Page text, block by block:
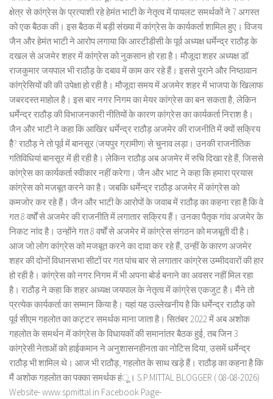
क्षेत्र से कांग्रेस के प्रत्याशी रहे हेमंत भाटी के नेतृत्व में पायलट समर्थकों ने 7 अगस्त
को एक बैठक की। इस बैठक में बड़ी संख्या में कांग्रेस के कार्यकर्ता शामिल हुए। विजय
जैन और हेमंत भाटी ने आरोप लगाया कि आरटीडीसी के पूर्व अध्यक्ष धर्मेन्द्र राठौड़ के
दखल से अजमेर शहर में कांग्रेस को नुकसान हो रहा है। मौजूदा शहर अध्यक्ष डॉ.
राजकुमार जयपाल भी राठौड़ के दबाव में काम कर रहे हैं। इससे पुराने और निष्ठावान
कांग्रेसियों की की उपेक्षा हो रही है। मौजूदा समय में अजमेर शहर में भाजपा के खिलाफ
जबरदस्त माहोल है। इस बार नगर निगम का मेयर कांग्रेस का बन सकता है, लेकिन
धर्मेन्द्र राठौड़ की विभाजनकारी नीतियों के कारण कांग्रेस का कार्यकर्ता निराश है।
जैन और भाटी ने कहा कि आखिर धर्मेन्द्र राठौड़ अजमेर की राजनीति में क्यों सक्रिय
हैै? राठौड़ ने तो पूर्व में बानसूर (जयपुर ग्रामीण) से चुनाव लड़ा। उनकी राजनीतिक
गतिविधियां बानसूर में ही रही है। लेकिन राठौड़ अब अजमेर में रुचि दिखा रहे हैं, जिससे
कांग्रेस का कार्यकर्ता स्वीकार नहीं करेगा। जैन और भाट ने कहा कि हमारा प्रयास
कांग्रेस को मजबूत करने का है। जबकि धर्मेन्द्र राठौड़ अजमेर में कांग्रेस को
कमजोर कर रहे हैं। जैन और भाटी के आरोपों के जवाब में राठौड़ का कहना रहा है कि वे
गत 8 वर्षों से अजमेर की राजनीति में लगातार सक्रिय हैं। उनका पैतृक गांव अजमेर के
निकट नांद है। उन्होंने गत 8 वर्षों से अजमेर में कांग्रेस संगठन को मजबूती दी है।
आज जो लोग कांग्रेस को मजबूत करने का दावा कर रहे हैं, उन्हीं के कारण अजमेर
शहर की दोनों विधानसभा सीटों पर गत पांच बार से लगातार कांग्रेस उम्मीदवारों की हार
हो रही है। कांग्रेस को नगर निगम में भी अपना बोर्ड बनाने का अवसर नहीं मिल रहा
है। राठौड़ ने कहा कि शहर अध्यक्ष जयपाल के नेतृत्व में कांग्रेस एकजुट है। मैंने तो
प्रत्येक कार्यकर्ता का सम्मान किया है। यहां यह उल्लेखनीय है कि धर्मेन्द्र राठौड़ को
पूर्व सीएम गहलोत का कट्टर समर्थक माना जाता है। सितंबर 2022 में अब अशोक
गहलोत के समर्थन में कांग्रेस के विधायकों की समानांतर बैठक हुई, तब जिन 3
कांग्रेसी नेताओं को हाईकमान ने अनुशासनहीनता का नोटिस दिया, उसमें धर्मेन्द्र
राठौड़ भी शामिल थे। आज भी राठौड़, गहलोत के साथ खड़े हैं। राठौड़ का कहना है कि
मैं अशोक गहलोत का पक्का समर्थक हंू। S.P.MITTAL BLOGGER ( 08-08-2026)
Website- www.spmittal.in Facebook Page-